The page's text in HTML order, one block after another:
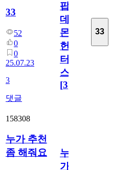
33
52
0
0
25.07.23
3
댓글
팝
데
몬
헌
터
스
[3]
33
158308
누가 추천
좀 해줘요
누
가